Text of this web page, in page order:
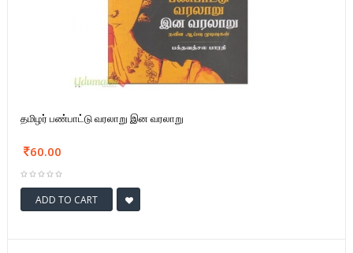
தமிழர் பண்பாட்டு வரலாறு இன வரலாறு
60.00
ADD TO CART